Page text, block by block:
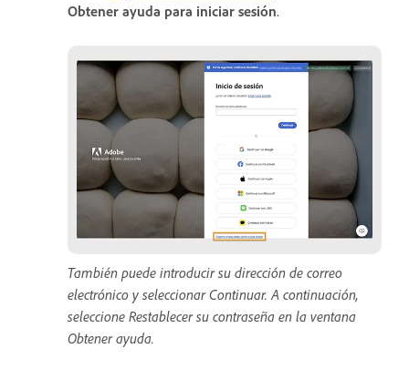
Obtener ayuda para iniciar sesión.
También puede introducir su dirección de correo
electrónico y seleccionar Continuar. A continuación,
seleccione Restablecer su contraseña en la ventana
Obtener ayuda.